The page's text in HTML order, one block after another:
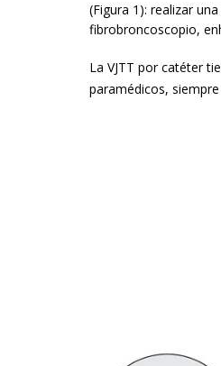
(Figura 1): realizar
fibrobroncoscopio,
La VJTT por catéter
paramédicos,